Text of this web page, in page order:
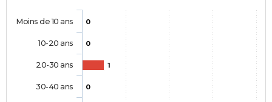
0
0
1
0
Moins de 10 ans
10-20 ans
20-30 ans
30-40 ans